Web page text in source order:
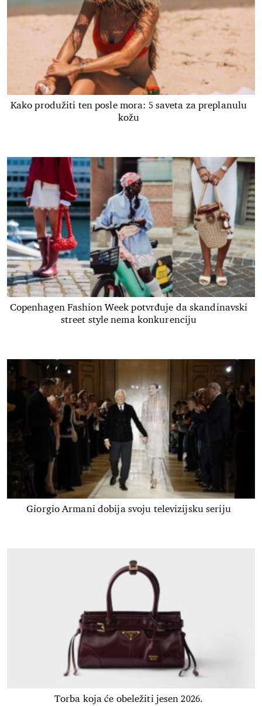
Kako produžiti ten posle mora: 5 saveta za preplanulu
kožu
Copenhagen Fashion Week potvrđuje da skandinavski
street style nema konkurenciju
Giorgio Armani dobija svoju televizijsku seriju
Torba koja će obeležiti jesen 2026.